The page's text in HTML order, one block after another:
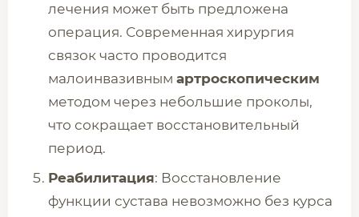
лечения может быть предложена
операция. Современная хирургия
связок часто проводится
малоинвазивным артроскопическим
методом через небольшие проколы,
что сокращает восстановительный
период.
Реабилитация: Восстановление
функции сустава невозможно без курса